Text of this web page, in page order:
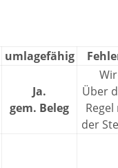
umlagefähig
Ja.
gem. Beleg
Über
der